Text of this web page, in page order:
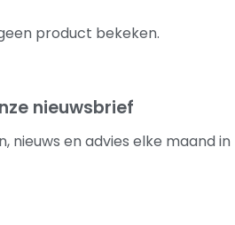
product bekeken.
nieuwsbrief
nieuws en advies elke maand in